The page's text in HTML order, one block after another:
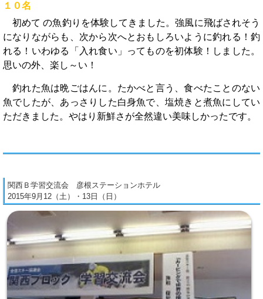
１０名
初めて の魚釣りを体験してきました。強風に飛ばされそう
になりながらも、次から次へとおもしろいように釣れる！釣
れる！いわゆる「入れ食い」ってものを初体験！しました。
思いの外、楽し～い！
釣れた魚は晩ごはんに。たかべと言う、食べたことのない
魚でしたが、あっさりした白身魚で、塩焼きと煮魚にしてい
ただきました。やはり新鮮さが全然違い美味しかったです。
関西Ｂ学習交流会 彦根ステーションホテル
2015年9月12（土）・13日（日）